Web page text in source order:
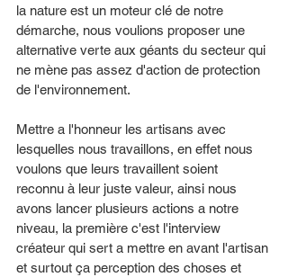
la nature est un moteur clé de notre
démarche, nous voulions proposer une
alternative verte aux géants du secteur qui
ne mène pas assez d'action de protection
de l'environnement.
Mettre a l'honneur les artisans avec
lesquelles nous travaillons, en effet nous
voulons que leurs travaillent soient
reconnu à leur juste valeur, ainsi nous
avons lancer plusieurs actions a notre
niveau, la première c'est l'interview
créateur qui sert a mettre en avant l'artisan
et surtout ça perception des choses et